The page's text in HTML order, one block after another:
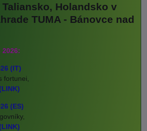
Holandsko v
TUMA - Bánovce nad
(IT)
fortunei,
(ES)